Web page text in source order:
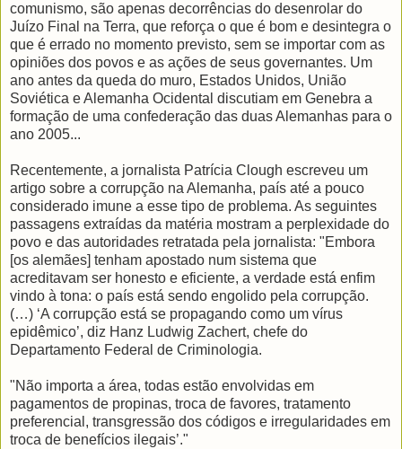
comunismo, são apenas decorrências do desenrolar do
Juízo Final na Terra, que reforça o que é bom e desintegra o
que é errado no momento previsto, sem se importar com as
opiniões dos povos e as ações de seus governantes. Um
ano antes da queda do muro, Estados Unidos, União
Soviética e Alemanha Ocidental discutiam em Genebra a
formação de uma confederação das duas Alemanhas para o
ano 2005...
Recentemente, a jornalista Patrícia Clough escreveu um
artigo sobre a corrupção na Alemanha, país até a pouco
considerado imune a esse tipo de problema. As seguintes
passagens extraídas da matéria mostram a perplexidade do
povo e das autoridades retratada pela jornalista: "Embora
[os alemães] tenham apostado num sistema que
acreditavam ser honesto e eficiente, a verdade está enfim
vindo à tona: o país está sendo engolido pela corrupção.
(…) ‘A corrupção está se propagando como um vírus
epidêmico’, diz Hanz Ludwig Zachert, chefe do
Departamento Federal de Criminologia.
"Não importa a área, todas estão envolvidas em
pagamentos de propinas, troca de favores, tratamento
preferencial, transgressão dos códigos e irregularidades em
troca de benefícios ilegais’."